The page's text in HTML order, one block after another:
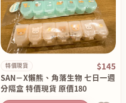
特價現貨 $145
SAN－X懶熊、角落生物 七日一週
分隔盒 特價現貨 原價180